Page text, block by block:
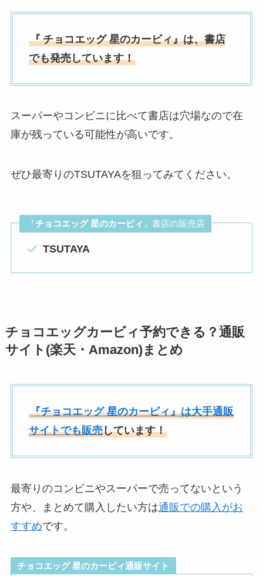
『 チョコエッグ 星のカービィ』は、書店
でも発売しています！
スーパーやコンビニに比べて書店は穴場なので在
庫が残っている可能性が高いです。
ぜひ最寄りのTSUTAYAを狙ってみてください。
『チョコエッグ 星のカービィ 』書店の販売店
TSUTAYA
チョコエッグカービィ予約できる？通販
サイト(楽天・Amazon)まとめ
『チョコエッグ 星のカービィ』は大手通販
サイトでも販売しています！
最寄りのコンビニやスーパーで売ってないという
方や、まとめて購入したい方は通販での購入がお
すすめです。
チョコエッグ 星のカービィ通販サイト